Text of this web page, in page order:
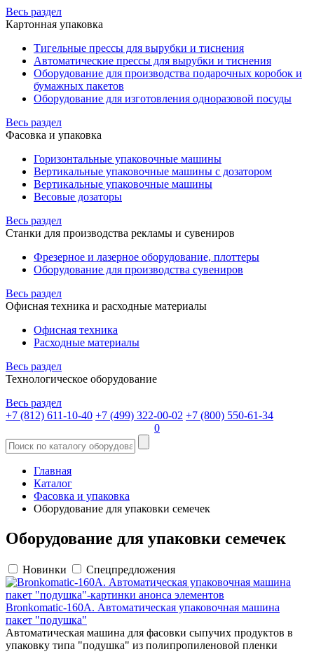
Весь раздел
Картонная упаковка
Тигельные прессы для вырубки и тиснения
Автоматические прессы для вырубки и тиснения
Оборудование для производства подарочных коробок и
бумажных пакетов
Оборудование для изготовления одноразовой посуды
Весь раздел
Фасовка и упаковка
Горизонтальные упаковочные машины
Вертикальные упаковочные машины с дозатором
Вертикальные упаковочные машины
Весовые дозаторы
Весь раздел
Станки для производства рекламы и сувениров
Фрезерное и лазерное оборудование, плоттеры
Оборудование для производства сувениров
Весь раздел
Офисная техника и расходные материалы
Офисная техника
Расходные материалы
Весь раздел
Технологическое оборудование
Весь раздел
+7 (812) 611-10-40 +7 (499) 322-00-02 +7 (800) 550-61-34
0
Главная
Каталог
Фасовка и упаковка
Оборудование для упаковки семечек
Оборудование для упаковки семечек
Новинки Спецпредложения
Bronkomatic-160A. Автоматическая упаковочная машина
пакет "подушка"
Автоматическая машина для фасовки сыпучих продуктов в
упаковку типа "подушка" из полипропиленовой пленки